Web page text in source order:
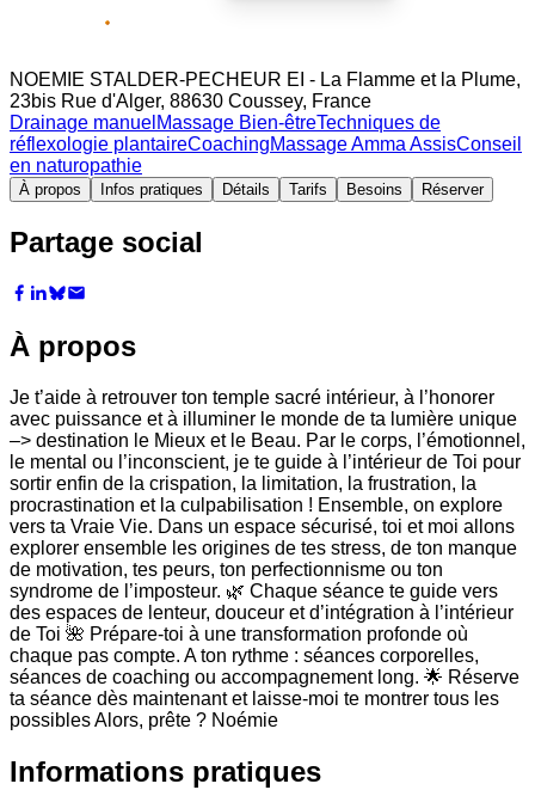
Partenaire premium
NOEMIE STALDER-PECHEUR EI - La Flamme et la Plume,
23bis Rue d'Alger, 88630 Coussey, France
Drainage manuel Massage Bien-êtreTechniques de
réflexologie plantaireCoachingMassage Amma AssisConseil
en naturopathie
À propos Infos pratiques Détails Tarifs Besoins Réserver
Partage social
À propos
Je t’aide à retrouver ton temple sacré intérieur, à l’honorer
avec puissance et à illuminer le monde de ta lumière unique
–> destination le Mieux et le Beau. Par le corps, l’émotionnel,
le mental ou l’inconscient, je te guide à l’intérieur de Toi pour
sortir enfin de la crispation, la limitation, la frustration, la
procrastination et la culpabilisation ! Ensemble, on explore
vers ta Vraie Vie. Dans un espace sécurisé, toi et moi allons
explorer ensemble les origines de tes stress, de ton manque
de motivation, tes peurs, ton perfectionnisme ou ton
syndrome de l’imposteur. 🌿 Chaque séance te guide vers
des espaces de lenteur, douceur et d’intégration à l’intérieur
de Toi 🌺 Prépare-toi à une transformation profonde où
chaque pas compte. A ton rythme : séances corporelles,
séances de coaching ou accompagnement long. 🌟 Réserve
ta séance dès maintenant et laisse-moi te montrer tous les
possibles Alors, prête ? Noémie
Informations pratiques